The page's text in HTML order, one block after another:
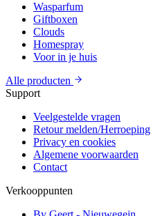
Wasparfum
Giftboxen
Clouds
Homespray
Voor in je huis
Alle producten
Support
Veelgestelde vragen
Retour melden/Herroeping
Privacy en cookies
Algemene voorwaarden
Contact
Verkooppunten